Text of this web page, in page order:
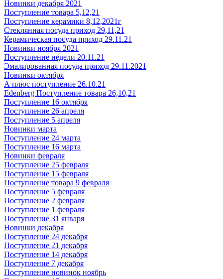
Новинки декабря 2021
Поступление товара 5,12,21
Поступление керамики 8,12,2021г
Стеклянная посуда приход 29,11,21
Керамическая посуда приход 29.11.21
Новинки ноября 2021
Поступление недели 20.11.21
Эмалированная посуда приход 29.11.2021
Новинки октября
А плюс поступление 26.10.21
Edenberg Поступление товара 26,10,21
Поступление 16 октября
Поступление 26 апреля
Поступление 5 апреля
Новинки марта
Поступление 24 марта
Поступление 16 марта
Новинки февраля
Поступление 25 февраля
Поступление 15 февраля
Поступление товара 9 февраля
Поступление 5 февраля
Поступление 2 февраля
Поступление 1 февраля
Поступление 31 января
Новинки декабря
Поступление 24 декабря
Поступление 21 декабря
Поступление 14 декабря
Поступление 7 декабря
Поступление новинок ноябрь